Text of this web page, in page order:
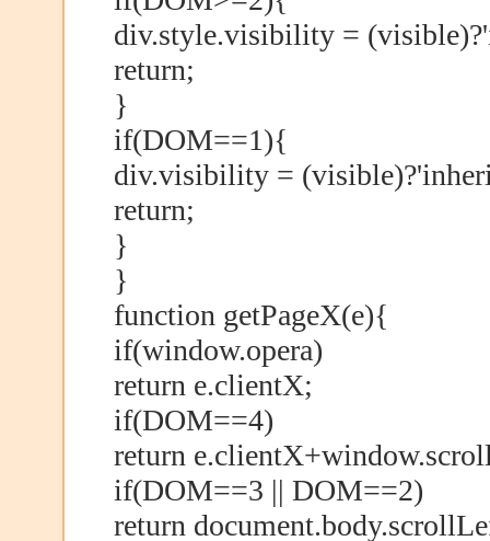
div.style.visibility =
return;
}
if(DOM==1){
div.visibility =
return;
}
}
function getPageX(e){
if(window.opera)
return e.clientX;
if(DOM==4)
return
if(DOM==3 || DOM==2)
return